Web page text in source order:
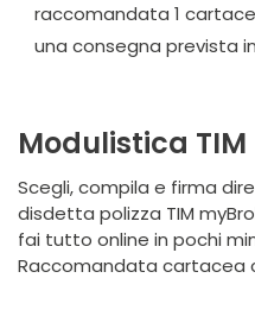
raccomandata 1
una consegna prevista
Modulistica
Scegli, compila e firma
disdetta polizza TIM
fai tutto online in pochi
Raccomandata cartacea